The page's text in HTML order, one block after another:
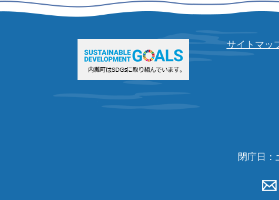
サイトマッ
閉庁日：